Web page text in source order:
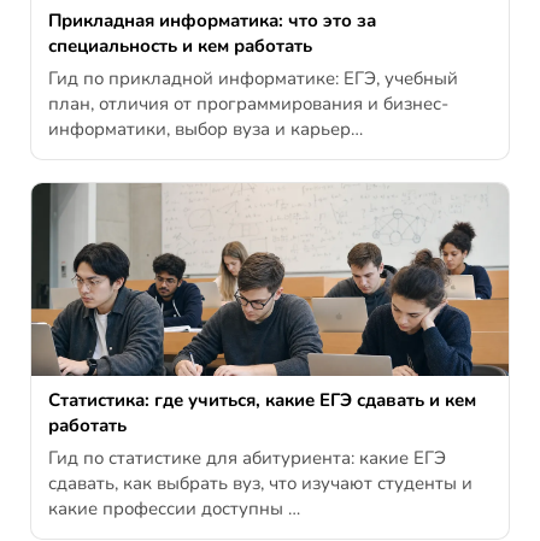
Прикладная информатика: что это за
специальность и кем работать
Гид по прикладной информатике: ЕГЭ, учебный
план, отличия от программирования и бизнес-
информатики, выбор вуза и карьер…
Статистика: где учиться, какие ЕГЭ сдавать и кем
работать
Гид по статистике для абитуриента: какие ЕГЭ
сдавать, как выбрать вуз, что изучают студенты и
какие профессии доступны …